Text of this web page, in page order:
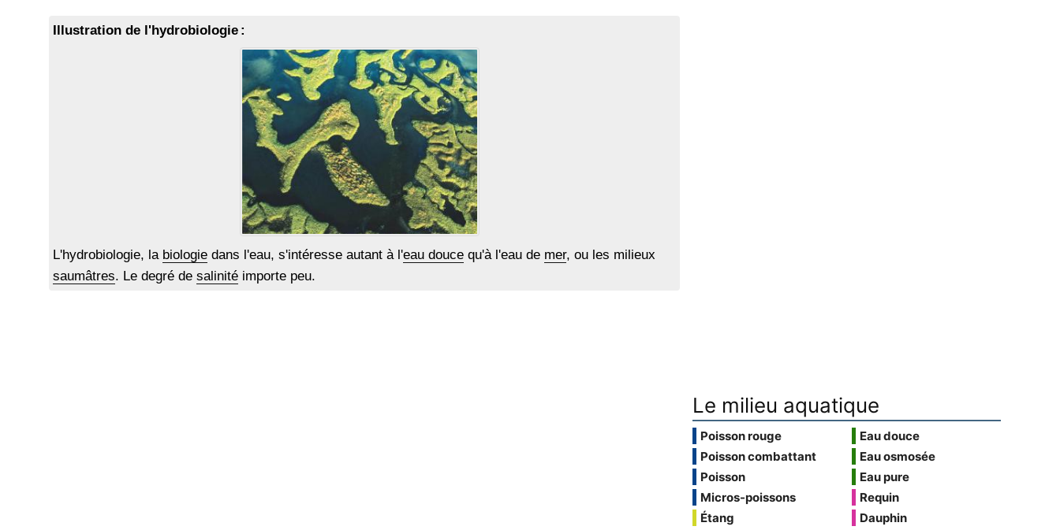
Illustration de l'hydrobiologie :
L'hydrobiologie, la biologie dans l'eau, s'intéresse autant à l'eau douce qu'à l'eau de mer, ou les milieux
saumâtres. Le degré de salinité importe peu.
Le milieu aquatique
Poisson rouge
Poisson combattant
Poisson
Micros-poissons
Étang
Eau douce
Eau osmosée
Eau pure
Requin
Dauphin